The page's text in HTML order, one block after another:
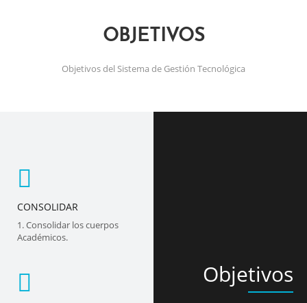
OBJETIVOS
Objetivos del Sistema de Gestión Tecnológica
CONSOLIDAR
1. Consolidar los cuerpos
Académicos.
Objetivos